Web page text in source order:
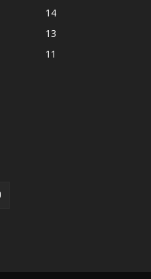
14
13
11